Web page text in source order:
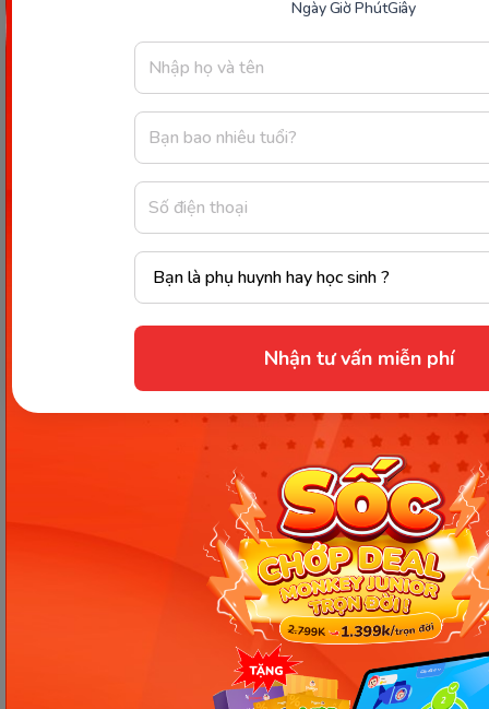
NgàyGiờPhútGiây
Nhận tư vấn miễn phí
Tập cho bé 5 tuổi ngủ riêng: 10 phương
pháp vàng và những câu hỏi thường gặp
Như vậy, Monkey đã chia sẻ đến ba mẹ, nguyên
. Hy vọng bài viết trên đây đã hỗ trợ ba
mẹ trong hành trình nuôi con nhỏ vốn vất vả và
đầy khó khăn này!
Thông tin trong bài viết được tổng hợp nhằm
mục đích tham khảo và có thể thay đổi mà
không cần báo trước. Quý khách vui lòng
kiểm tra lại qua các kênh chính thức hoặc liên
hệ trực tiếp với đơn vị liên quan để nắm bắt